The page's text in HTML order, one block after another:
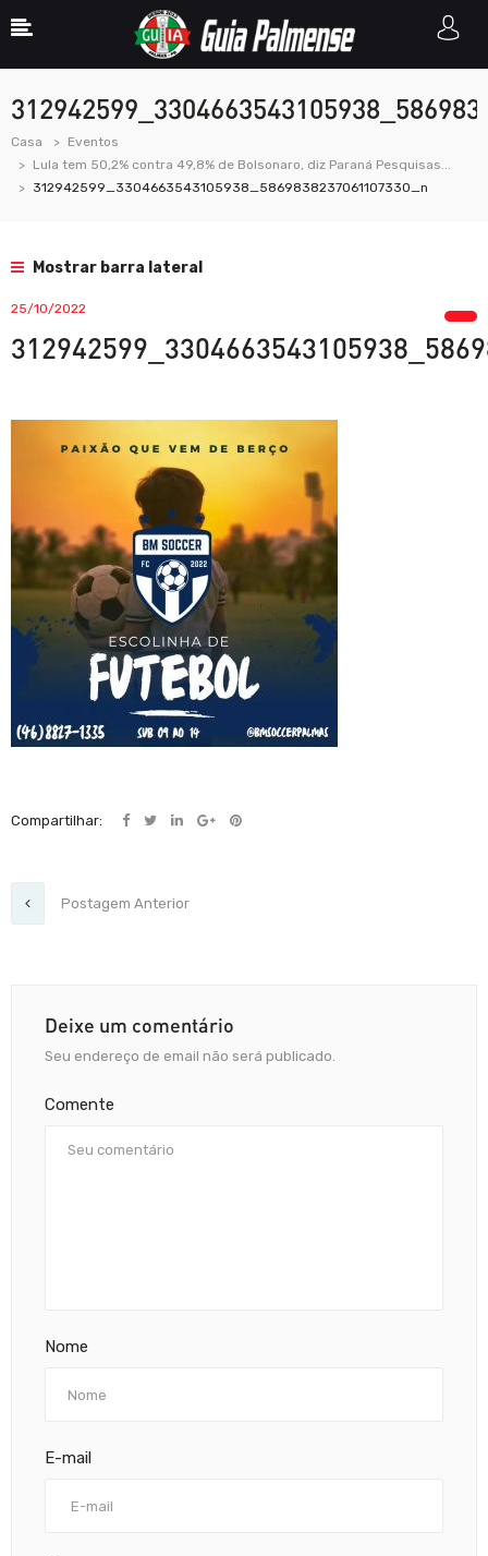
Casa
Eventos
Lula tem 50,2% contra 49,8% de Bolsonaro, diz Paraná Pesquisas...
312942599_3304663543105938_5869838237061107330_n
Mostrar barra lateral
25/10/2022
Compartilhar:
Postagem Anterior
Deixe um comentário
Seu endereço de email não será publicado.
Comente
Nome
E-mail